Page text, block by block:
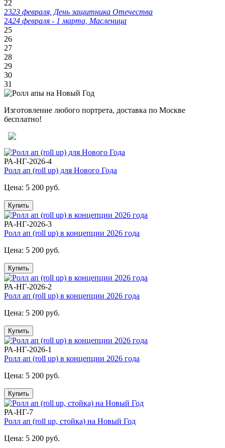
8 июля, День Семьи Любви и
Верности
День рыбака (второе воскресенье
июля)
День ВМФ (последнее воскресенье
июля)
28 июля, День Крещения Руси
2 августа, День ВДВ
22
2323 февраля, День защитника Отечества
2424 февраля - 1 марта, Масленица
25
26
27
28
29
30
31
Изготовление любого портрета, доставка по Москве
бесплатно!
РА-НГ-2026-4
Ролл ап (roll up) для Нового Года
Цена: 5 200 руб.
Купить
РА-НГ-2026-3
Ролл ап (roll up) в концепции 2026 года
Цена: 5 200 руб.
Купить
РА-НГ-2026-2
Ролл ап (roll up) в концепции 2026 года
Цена: 5 200 руб.
Купить
РА-НГ-2026-1
Ролл ап (roll up) в концепции 2026 года
Цена: 5 200 руб.
Купить
РА-НГ-7
Ролл ап (roll up, стойка) на Новый Год
Цена: 5 200 руб.